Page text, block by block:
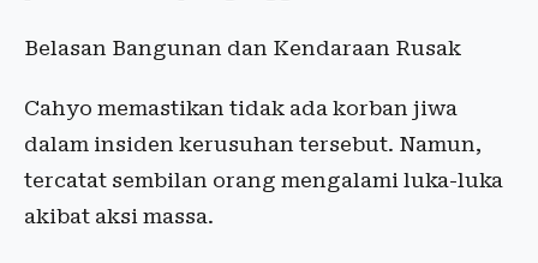
Belasan Bangunan dan Kendaraan Rusak
Cahyo memastikan tidak ada korban jiwa
dalam insiden kerusuhan tersebut. Namun,
tercatat sembilan orang mengalami luka-luka
akibat aksi massa.